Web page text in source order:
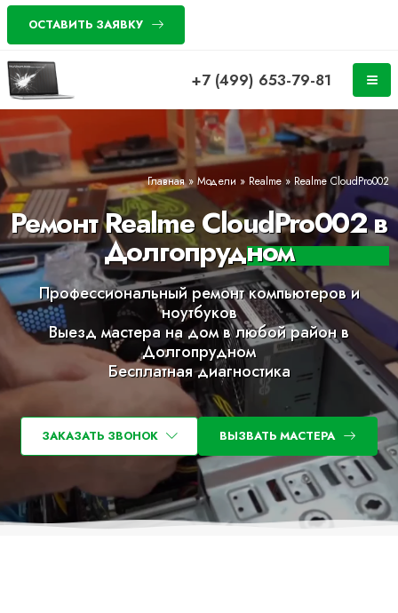
ОСТАВИТЬ ЗАЯВКУ
+7 (499) 653-79-81
Главная» Модели » Realme» Realme CloudPro002
Ремонт Realme CloudPro002 в
Долгопрудном
Профессиональный ремонт компьютеров и
ноутбуков
Выезд мастера на дом в любой район в
Долгопрудном
Бесплатная диагностика
ЗАКАЗАТЬ ЗВОНОК ВЫЗВАТЬ МАСТЕРА